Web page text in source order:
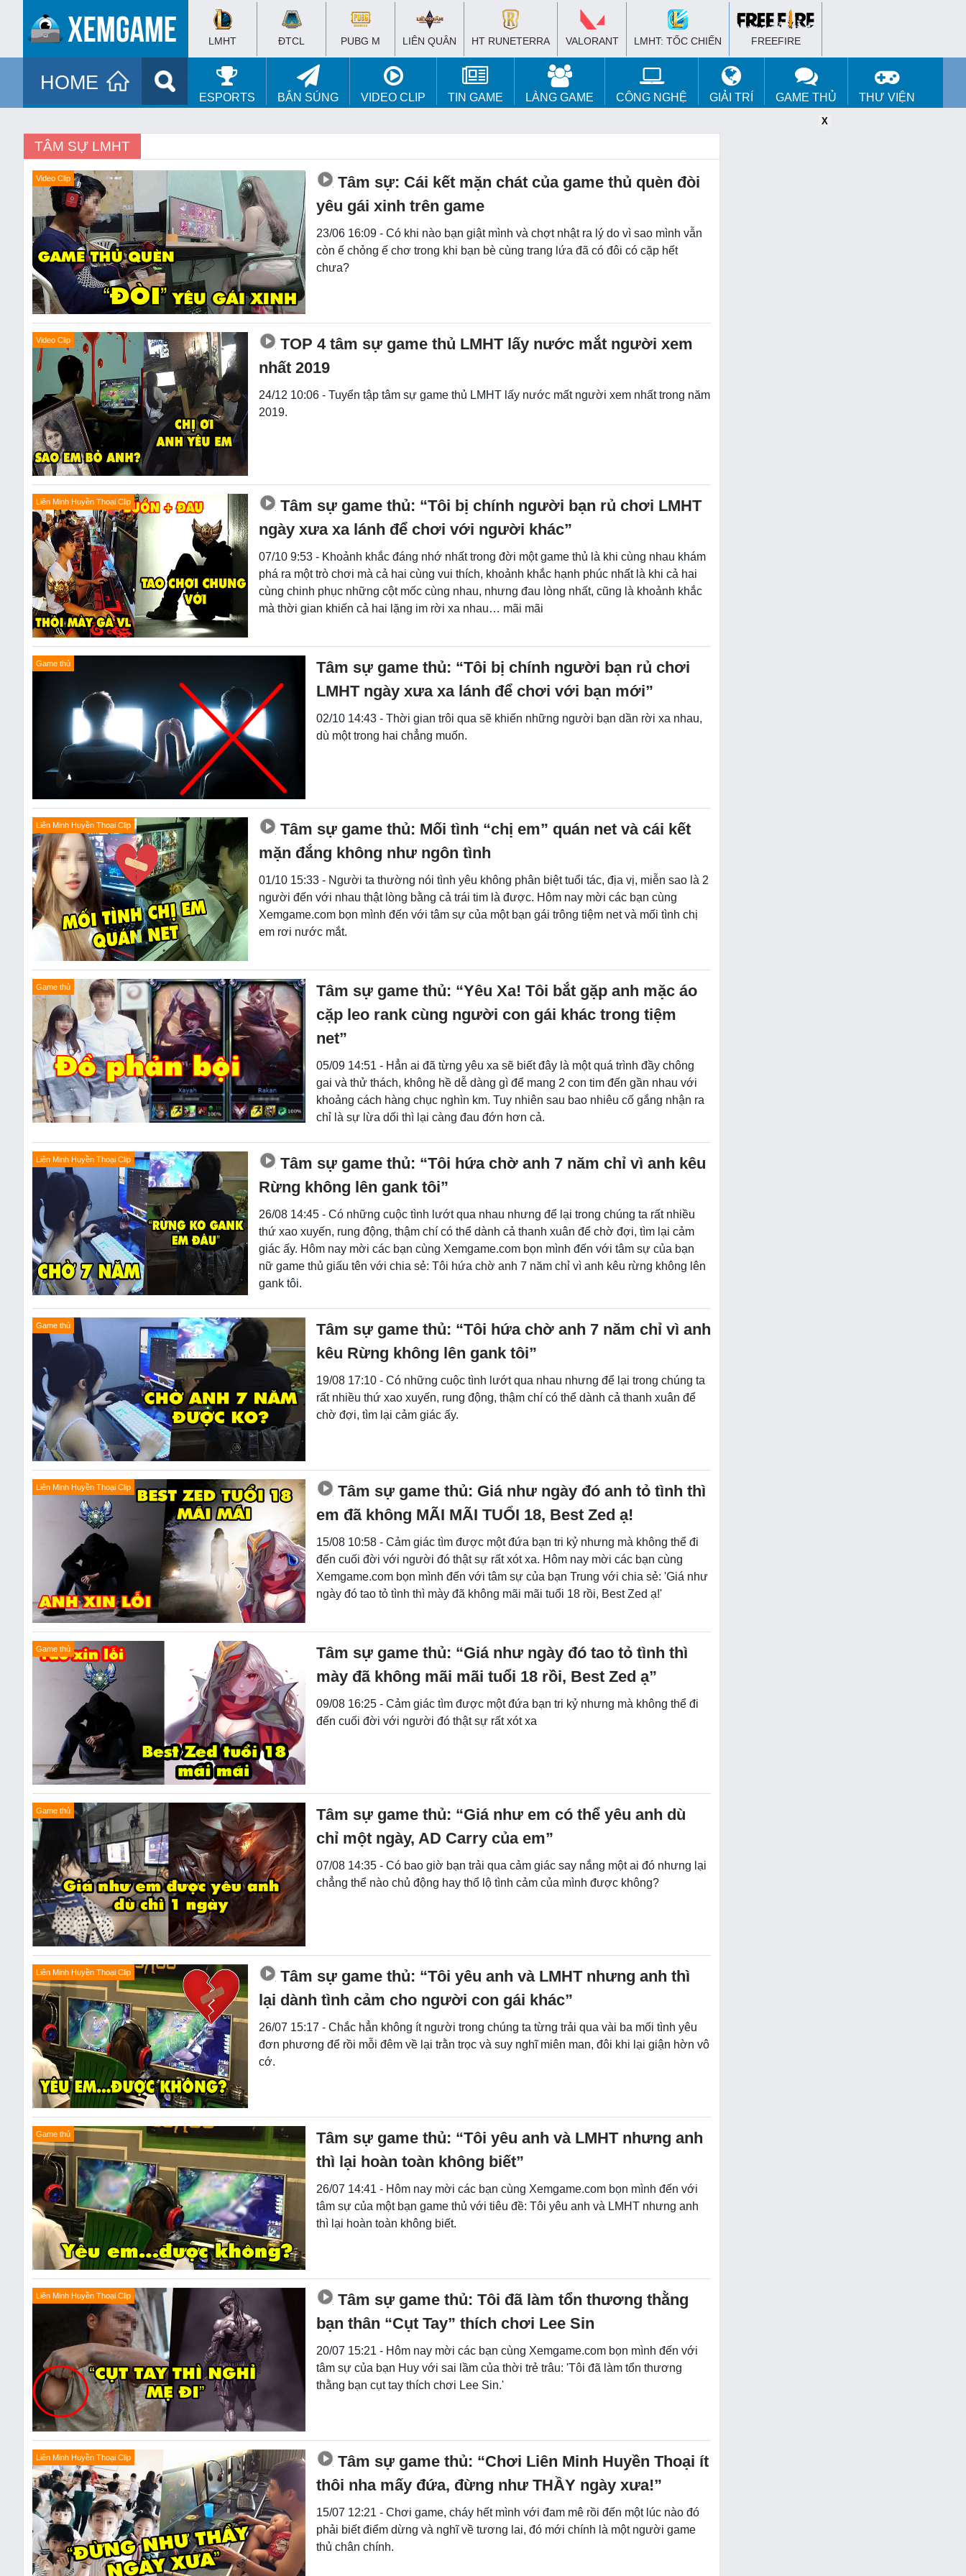
LMHT ĐTCL PUBG M LIÊN QUÂN HT RUNETERRA VALORANT LMHT: TỐC CHIẾN FREEFIRE
HOME
ESPORTS BẮN SÚNG VIDEO CLIP TIN GAME LÀNG GAME CÔNG NGHỆ GIẢI TRÍ GAME THỦ THƯ VIỆN
X
TÂM SỰ LMHT
Video Clip
Tâm sự: Cái kết mặn chát của game thủ quèn đòi
yêu gái xinh trên game
23/06 16:09 - Có khi nào bạn giật mình và chợt nhật ra lý do vì sao mình vẫn
còn ế chỏng ế chơ trong khi bạn bè cùng trang lứa đã có đôi có cặp hết
chưa?
Video Clip
TOP 4 tâm sự game thủ LMHT lấy nước mắt người xem
nhất 2019
24/12 10:06 - Tuyển tập tâm sự game thủ LMHT lấy nước mất người xem nhất trong năm
2019.
Liên Minh Huyền Thoại Clip
Tâm sự game thủ: “Tôi bị chính người bạn rủ chơi LMHT
ngày xưa xa lánh để chơi với người khác”
07/10 9:53 - Khoảnh khắc đáng nhớ nhất trong đời một game thủ là khi cùng nhau khám
phá ra một trò chơi mà cả hai cùng vui thích, khoảnh khắc hạnh phúc nhất là khi cả hai
cùng chinh phục những cột mốc cùng nhau, nhưng đau lòng nhất, cũng là khoảnh khắc
mà thời gian khiến cả hai lặng im rời xa nhau… mãi mãi
Game thủ
Tâm sự game thủ: “Tôi bị chính người bạn rủ chơi
LMHT ngày xưa xa lánh để chơi với bạn mới”
02/10 14:43 - Thời gian trôi qua sẽ khiến những người bạn dần rời xa nhau,
dù một trong hai chẳng muốn.
Liên Minh Huyền Thoại Clip
Tâm sự game thủ: Mối tình “chị em” quán net và cái kết
mặn đắng không như ngôn tình
01/10 15:33 - Người ta thường nói tình yêu không phân biệt tuổi tác, địa vị, miễn sao là 2
người đến với nhau thật lòng bằng cả trái tim là được. Hôm nay mời các bạn cùng
Xemgame.com bọn mình đến với tâm sự của một bạn gái trông tiệm net và mối tình chị
em rơi nước mắt.
Game thủ
Tâm sự game thủ: “Yêu Xa! Tôi bắt gặp anh mặc áo
cặp leo rank cùng người con gái khác trong tiệm
net”
05/09 14:51 - Hẳn ai đã từng yêu xa sẽ biết đây là một quá trình đầy chông
gai và thử thách, không hề dễ dàng gì để mang 2 con tim đến gần nhau với
khoảng cách hàng chục nghìn km. Tuy nhiên sau bao nhiêu cố gắng nhận ra
chỉ là sự lừa dối thì lại càng đau đớn hơn cả.
Liên Minh Huyền Thoại Clip
Tâm sự game thủ: “Tôi hứa chờ anh 7 năm chỉ vì anh kêu
Rừng không lên gank tôi”
26/08 14:45 - Có những cuộc tình lướt qua nhau nhưng để lại trong chúng ta rất nhiều
thứ xao xuyến, rung động, thậm chí có thể dành cả thanh xuân để chờ đợi, tìm lại cảm
giác ấy. Hôm nay mời các bạn cùng Xemgame.com bọn mình đến với tâm sự của bạn
nữ game thủ giấu tên với chia sẻ: Tôi hứa chờ anh 7 năm chỉ vì anh kêu rừng không lên
gank tôi.
Game thủ
Tâm sự game thủ: “Tôi hứa chờ anh 7 năm chỉ vì anh
kêu Rừng không lên gank tôi”
19/08 17:10 - Có những cuộc tình lướt qua nhau nhưng để lại trong chúng ta
rất nhiều thứ xao xuyến, rung động, thậm chí có thể dành cả thanh xuân để
chờ đợi, tìm lại cảm giác ấy.
Liên Minh Huyền Thoại Clip
Tâm sự game thủ: Giá như ngày đó anh tỏ tình thì
em đã không MÃI MÃI TUỔI 18, Best Zed ạ!
15/08 10:58 - Cảm giác tìm được một đứa bạn tri kỷ nhưng mà không thể đi
đến cuối đời với người đó thật sự rất xót xa. Hôm nay mời các bạn cùng
Xemgame.com bọn mình đến với tâm sự của bạn Trung với chia sẻ: 'Giá như
ngày đó tao tỏ tình thì mày đã không mãi mãi tuổi 18 rồi, Best Zed ạ!'
Game thủ
Tâm sự game thủ: “Giá như ngày đó tao tỏ tình thì
mày đã không mãi mãi tuổi 18 rồi, Best Zed ạ”
09/08 16:25 - Cảm giác tìm được một đứa bạn tri kỷ nhưng mà không thể đi
đến cuối đời với người đó thật sự rất xót xa
Game thủ
Tâm sự game thủ: “Giá như em có thể yêu anh dù
chỉ một ngày, AD Carry của em”
07/08 14:35 - Có bao giờ bạn trải qua cảm giác say nắng một ai đó nhưng lại
chẳng thể nào chủ động hay thổ lộ tình cảm của mình được không?
Liên Minh Huyền Thoại Clip
Tâm sự game thủ: “Tôi yêu anh và LMHT nhưng anh thì
lại dành tình cảm cho người con gái khác”
26/07 15:17 - Chắc hẳn không ít người trong chúng ta từng trải qua vài ba mối tình yêu
đơn phương để rồi mỗi đêm về lại trằn trọc và suy nghĩ miên man, đôi khi lại giận hờn vô
cớ.
Game thủ
Tâm sự game thủ: “Tôi yêu anh và LMHT nhưng anh
thì lại hoàn toàn không biết”
26/07 14:41 - Hôm nay mời các bạn cùng Xemgame.com bọn mình đến với
tâm sự của một bạn game thủ với tiêu đề: Tôi yêu anh và LMHT nhưng anh
thì lại hoàn toàn không biết.
Liên Minh Huyền Thoại Clip
Tâm sự game thủ: Tôi đã làm tổn thương thằng
bạn thân “Cụt Tay” thích chơi Lee Sin
20/07 15:21 - Hôm nay mời các bạn cùng Xemgame.com bọn mình đến với
tâm sự của bạn Huy với sai lầm của thời trẻ trâu: 'Tôi đã làm tổn thương
thằng bạn cụt tay thích chơi Lee Sin.'
Liên Minh Huyền Thoại Clip
Tâm sự game thủ: “Chơi Liên Minh Huyền Thoại ít
thôi nha mấy đứa, đừng như THẦY ngày xưa!”
15/07 12:21 - Chơi game, cháy hết mình với đam mê rồi đến một lúc nào đó
phải biết điểm dừng và nghĩ về tương lai, đó mới chính là một người game
thủ chân chính.